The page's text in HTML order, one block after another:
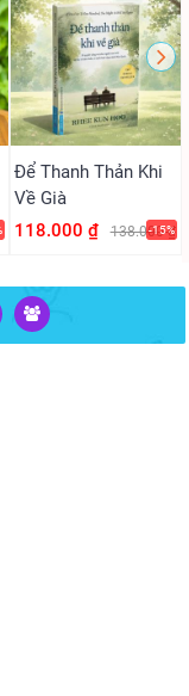
Để Thanh Thản Khi
Về Già
118.000 ₫
138.000 ₫
-15%